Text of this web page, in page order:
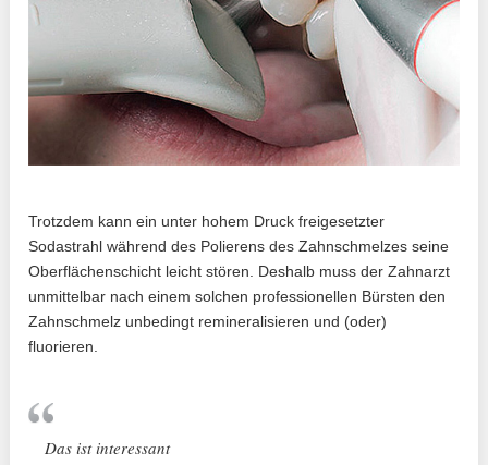
Trotzdem kann ein unter hohem Druck freigesetzter
Sodastrahl während des Polierens des Zahnschmelzes seine
Oberflächenschicht leicht stören. Deshalb muss der Zahnarzt
unmittelbar nach einem solchen professionellen Bürsten den
Zahnschmelz unbedingt remineralisieren und (oder)
fluorieren.
Das ist interessant